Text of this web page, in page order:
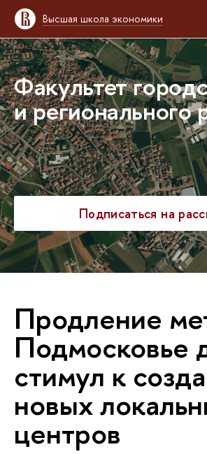
Высшая школа экономики
Факультет
и регионального
Подписаться на
Продление
Подмосковье
стимул к
новых
центров